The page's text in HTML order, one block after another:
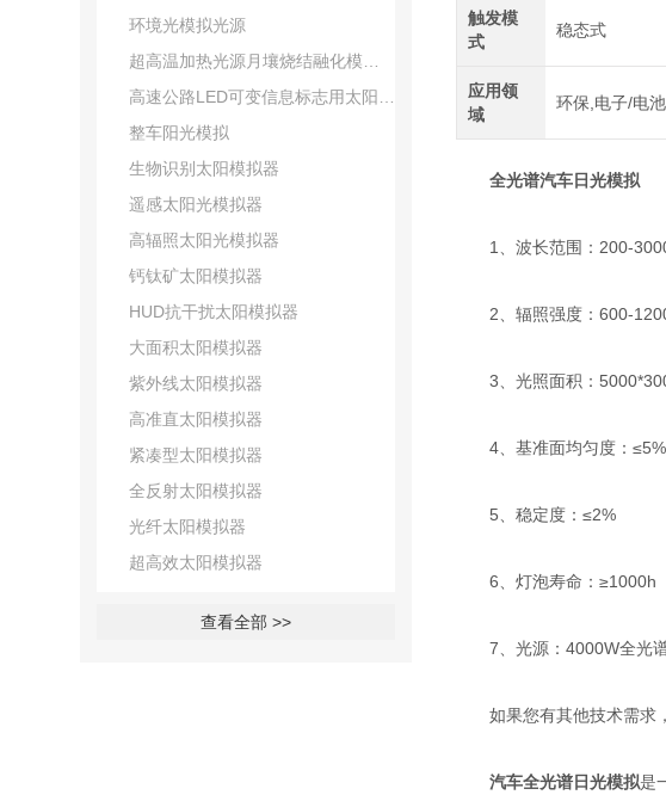
环境光模拟光源
超高温加热光源月壤烧结融化模拟器
高速公路LED可变信息标志用太阳光模拟器
整车阳光模拟
生物识别太阳模拟器
遥感太阳光模拟器
高辐照太阳光模拟器
钙钛矿太阳模拟器
HUD抗干扰太阳模拟器
大面积太阳模拟器
紫外线太阳模拟器
高准直太阳模拟器
紧凑型太阳模拟器
全反射太阳模拟器
光纤太阳模拟器
超高效太阳模拟器
查看全部 >>
触发模
式
稳态式
应用领
域
环保,电子/电
全光谱汽车日光模拟
1、波长范围：200-
2、辐照强度：600-
3、光照面积：
4、基准面均匀度：≤5%
5、稳定度：≤2%
6、灯泡寿命：≥1000h
7、光源：4000W全光谱
如果您有其他技术需求，
汽车全光谱日光模拟是